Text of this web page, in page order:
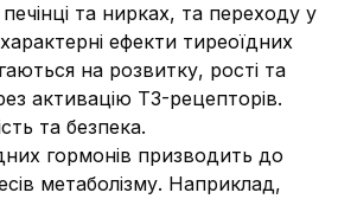
та нирках, та переходу у
ефекти тиреоїдних
на розвитку, рості та
активацію Т3-рецепторів.
та безпека.
гормонів призводить до
метаболізму. Наприклад,